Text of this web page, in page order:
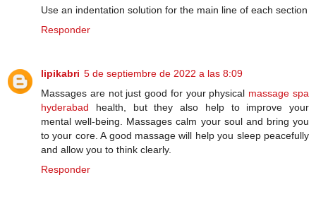
Use an indentation solution for the main line of each section
Responder
lipikabri 5 de septiembre de 2022 a las 8:09
Massages are not just good for your physical massage spa
hyderabad health, but they also help to improve your
mental well-being. Massages calm your soul and bring you
to your core. A good massage will help you sleep peacefully
and allow you to think clearly.
Responder